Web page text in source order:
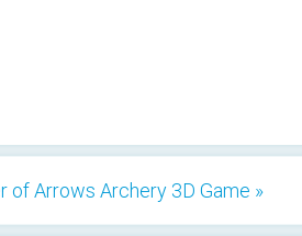
of Arrows Archery 3D Game »